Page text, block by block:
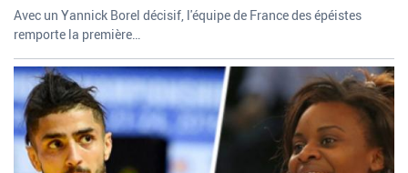
Avec un Yannick Borel décisif, l'équipe de France des épéistes
remporte la première…